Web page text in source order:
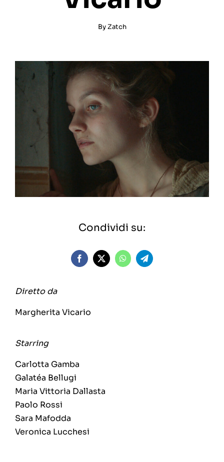
ByZatch
Condividi su:
Diretto da
Margherita Vicario
Starring
Carlotta Gamba
Galatéa Bellugi
Maria Vittoria Dallasta
Paolo Rossi
Sara Mafodda
Veronica Lucchesi